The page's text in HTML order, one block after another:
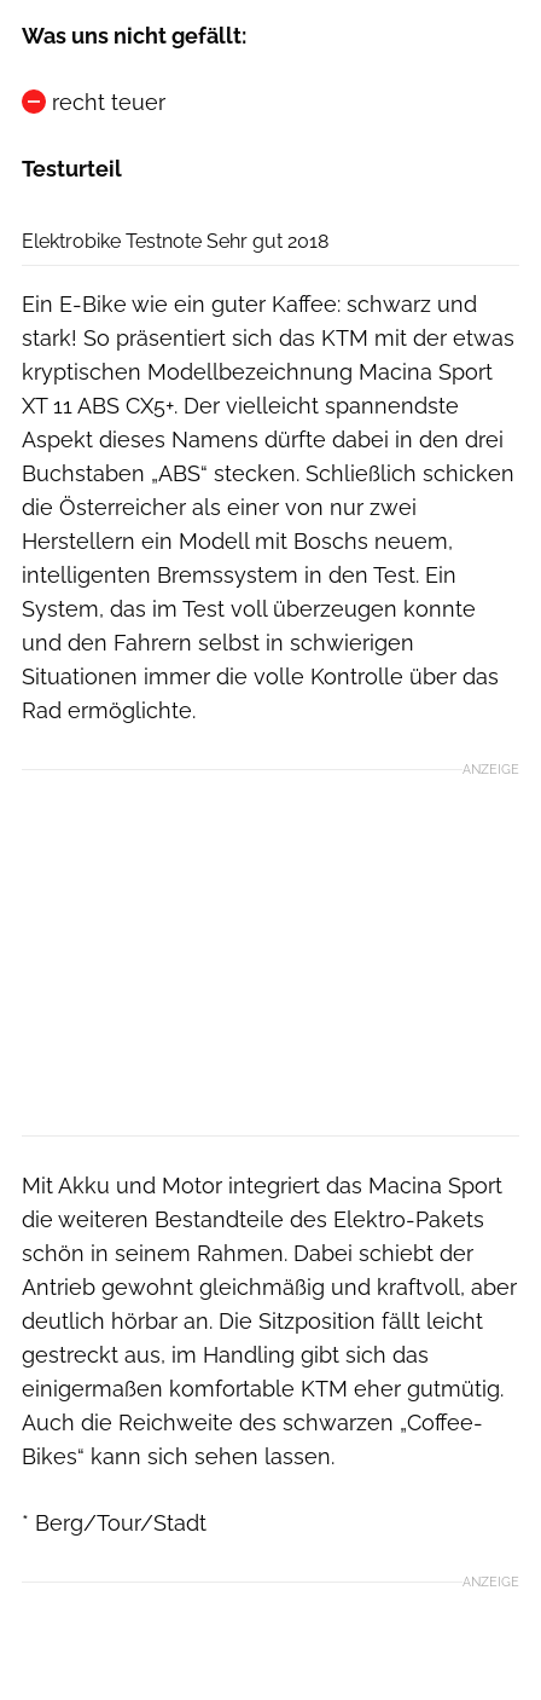
Was uns nicht gefällt:
recht teuer
Testurteil
Elektrobike Testnote Sehr gut 2018
Ein E-Bike wie ein guter Kaffee: schwarz und
stark! So präsentiert sich das KTM mit der etwas
kryptischen Modellbezeichnung Macina Sport
XT 11 ABS CX5+. Der vielleicht spannendste
Aspekt dieses Namens dürfte dabei in den drei
Buchstaben „ABS“ stecken. Schließlich schicken
die Österreicher als einer von nur zwei
Herstellern ein Modell mit Boschs neuem,
intelligenten Bremssystem in den Test. Ein
System, das im Test voll überzeugen konnte
und den Fahrern selbst in schwierigen
Situationen immer die volle Kontrolle über das
Rad ermöglichte.
ANZEIGE
Mit Akku und Motor integriert das Macina Sport
die weiteren Bestandteile des Elektro-Pakets
schön in seinem Rahmen. Dabei schiebt der
Antrieb gewohnt gleichmäßig und kraftvoll, aber
deutlich hörbar an. Die Sitzposition fällt leicht
gestreckt aus, im Handling gibt sich das
einigermaßen komfortable KTM eher gutmütig.
Auch die Reichweite des schwarzen „Coffee-
Bikes“ kann sich sehen lassen.
* Berg/Tour/Stadt
ANZEIGE